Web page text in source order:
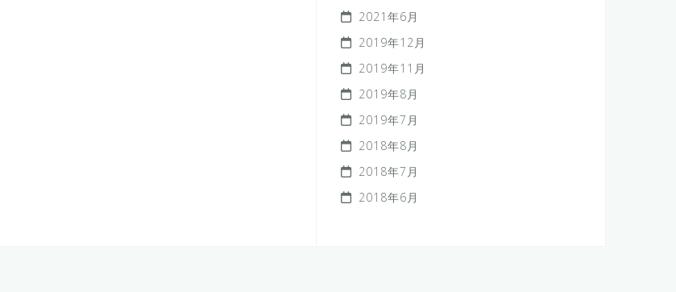
2021年6月
2019年12月
2019年11月
2019年8月
2019年7月
2018年8月
2018年7月
2018年6月